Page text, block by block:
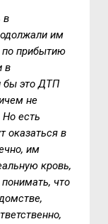
в
им
прибытию
в
бы это ДТП
не
Но есть
оказаться в
им
кровь,
что